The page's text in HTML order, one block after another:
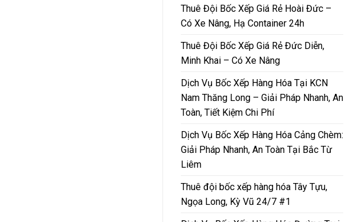
Thuê Đội Bốc Xếp Giá Rẻ Hoài Đức –
Có Xe Nâng, Hạ Container 24h
Thuê Đội Bốc Xếp Giá Rẻ Đức Diễn,
Minh Khai – Có Xe Nâng
Dịch Vụ Bốc Xếp Hàng Hóa Tại KCN
Nam Thăng Long – Giải Pháp Nhanh, An
Toàn, Tiết Kiệm Chi Phí
Dịch Vụ Bốc Xếp Hàng Hóa Cảng Chèm:
Giải Pháp Nhanh, An Toàn Tại Bắc Từ
Liêm
Thuê đội bốc xếp hàng hóa Tây Tựu,
Ngọa Long, Kỳ Vũ 24/7 #1